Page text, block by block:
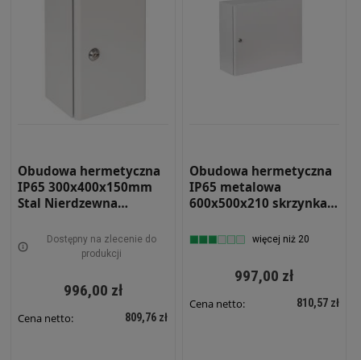
Obudowa hermetyczna
IP65 300x400x150mm
Stal Nierdzewna
płytą montażową RH-
341-SS-7035 Szafa
Dostępny na zlecenie do
produkcji
996,00 zł
Cena netto: 809,76 zł
Obudowa hermetyczna
IP65 metalowa
600x500x210 skrzynka
więcej niż 20
997,00 zł
Cena netto: 810,57 zł